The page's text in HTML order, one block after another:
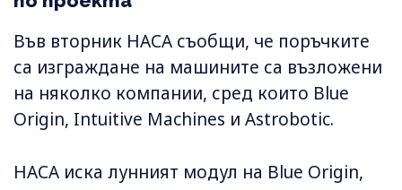
Във вторник НАСА съобщи, че поръчките
са изграждане на машините са възложени
на няколко компании, сред които Blue
Origin, Intuitive Machines и Astrobotic.
НАСА иска лунният модул на Blue Origin,